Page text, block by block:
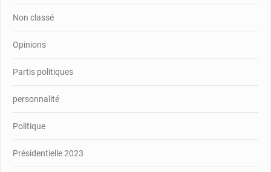
Non classé
Opinions
Partis politiques
personnalité
Politique
Présidentielle 2023